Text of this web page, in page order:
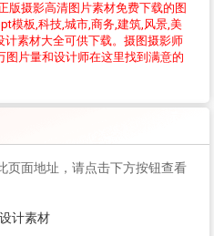
版摄影高清图片素材免费下载的图
模板,科技,城市,商务,建筑,风景,美
计素材大全可供下载。摄图摄影师
图片量和设计师在这里找到满意的
页面地址，请点击下方按钮查看
设计素材